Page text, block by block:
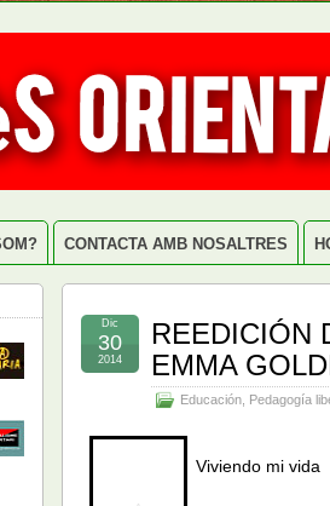
CONTACTA AMB NOSALTRES
REEDICIÓN
EMMA
Educación Pedagogía
Dic
30
2014
Viviendo mi vida